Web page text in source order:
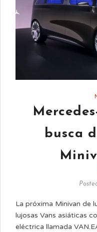
busca
La próxima Minivan de
lujosas Vans asiáticas
eléctrica llamada